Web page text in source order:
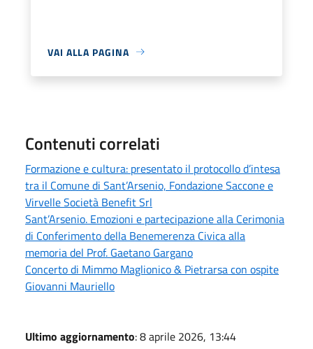
VAI ALLA PAGINA
Contenuti correlati
Formazione e cultura: presentato il protocollo d’intesa
tra il Comune di Sant’Arsenio, Fondazione Saccone e
Virvelle Società Benefit Srl
Sant’Arsenio. Emozioni e partecipazione alla Cerimonia
di Conferimento della Benemerenza Civica alla
memoria del Prof. Gaetano Gargano
Concerto di Mimmo Maglionico & Pietrarsa con ospite
Giovanni Mauriello
Ultimo aggiornamento: 8 aprile 2026, 13:44